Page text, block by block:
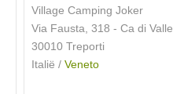
Village Camping Joker
Via Fausta, 318 - Ca di Valle
30010 Treporti
Italië / Veneto